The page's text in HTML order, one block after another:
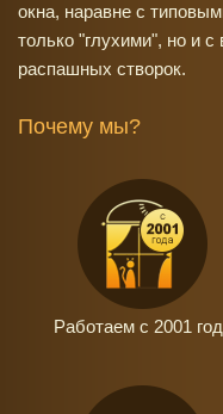
окна, наравне с
только "глухими", но и
распашных створок.
Почему мы?
Работаем с 2001